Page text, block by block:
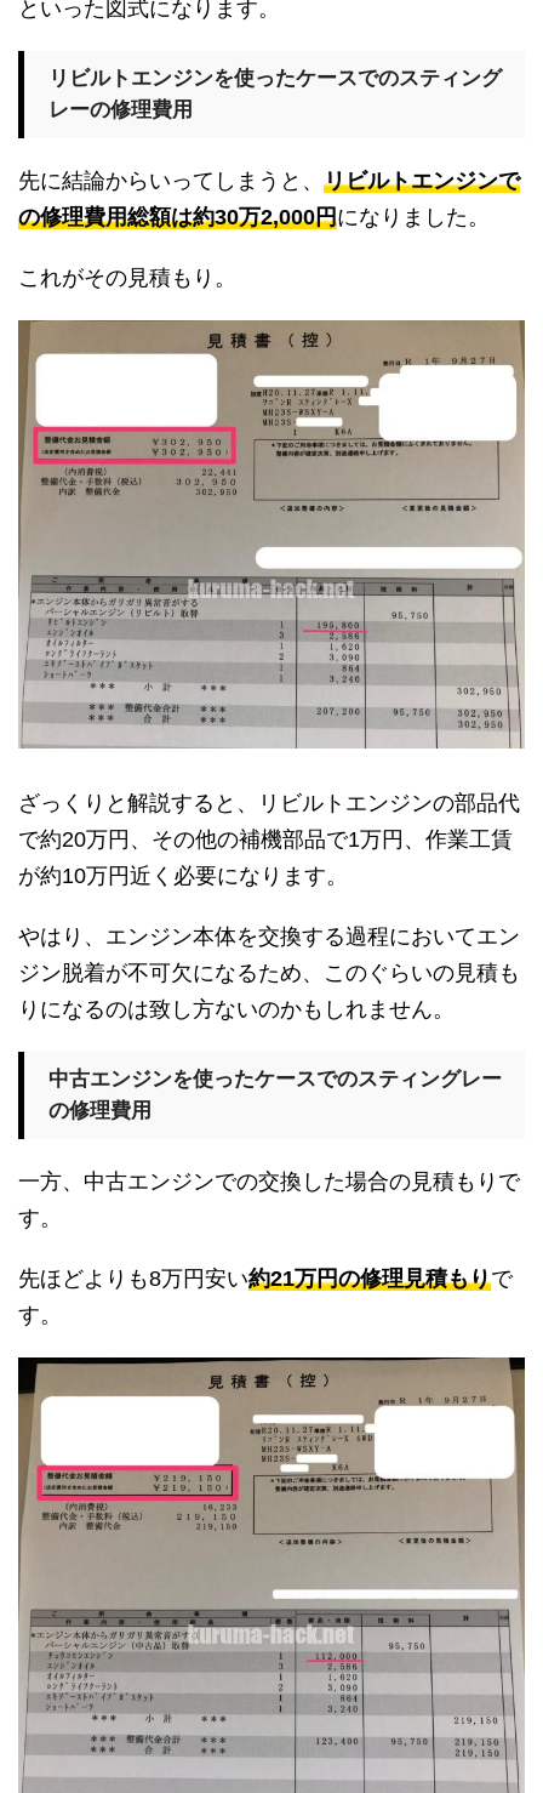
といった図式になります。
リビルトエンジンを使ったケースでのスティング
レーの修理費用
先に結論からいってしまうと、 リビルトエンジンで
の修理費用総額は約30万2,000円になりました。
これがその見積もり。
ざっくりと解説すると、リビルトエンジンの部品代
で約20万円、その他の補機部品で1万円、作業工賃
が約10万円近く必要になります。
やはり、エンジン本体を交換する過程においてエン
ジン脱着が不可欠になるため、このぐらいの見積も
りになるのは致し方ないのかもしれません。
中古エンジンを使ったケースでのスティングレー
の修理費用
一方、中古エンジンでの交換した場合の見積もりで
す。
先ほどよりも8万円安い約21万円の修理見積もりで
す。